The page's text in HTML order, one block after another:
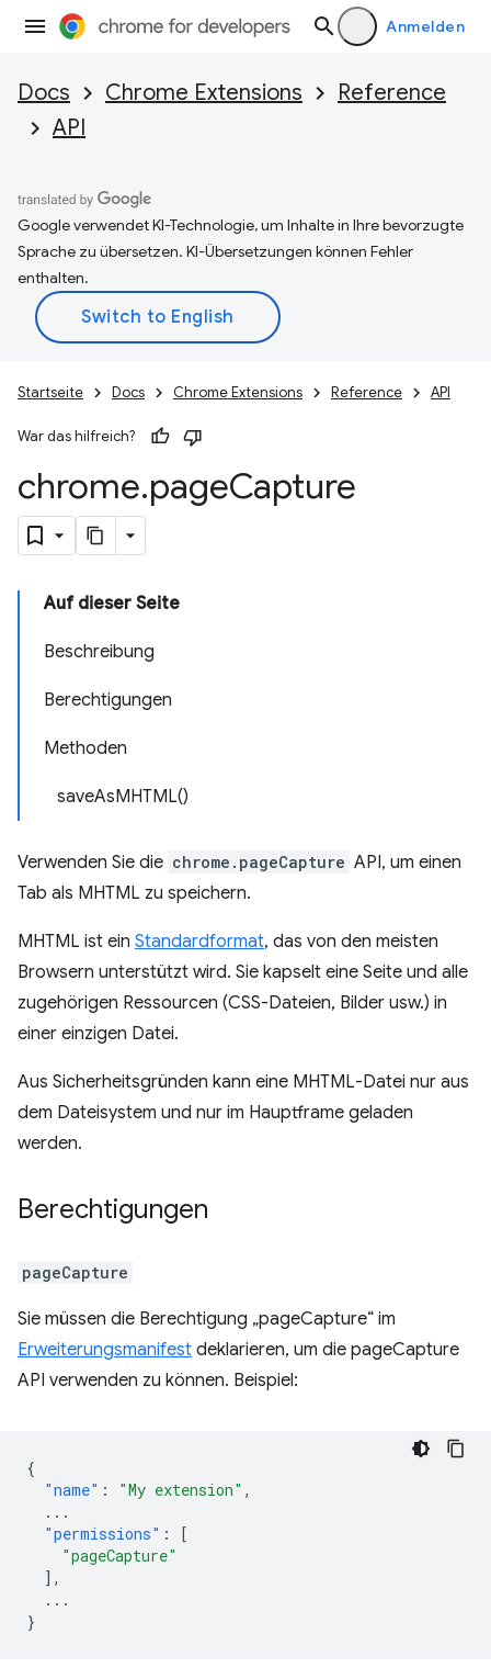
Anmelden
Docs Chrome Extensions
Reference
API
Google verwendet KI-Technologie, um Inhalte in Ihre bevorzugte
Sprache zu übersetzen. KI-Übersetzungen können Fehler
enthalten.
Startseite Docs Chrome Extensions Reference API
War das hilfreich?
chrome.pageCapture
Auf dieser Seite
Beschreibung
Berechtigungen
Methoden
saveAsMHTML()
Verwenden Sie die chrome.pageCapture API, um einen
Tab als MHTML zu speichern.
MHTML ist ein Standardformat, das von den meisten
Browsern unterstützt wird. Sie kapselt eine Seite und alle
zugehörigen Ressourcen (CSS-Dateien, Bilder usw.) in
einer einzigen Datei.
Aus Sicherheitsgründen kann eine MHTML-Datei nur aus
dem Dateisystem und nur im Hauptframe geladen
werden.
Berechtigungen
pageCapture
Sie müssen die Berechtigung „pageCapture“ im
Erweiterungsmanifest deklarieren, um die pageCapture
API verwenden zu können. Beispiel:
{
"name" : "My extension" ,
...
"permissions" :
[
"pageCapture"
],
...
}